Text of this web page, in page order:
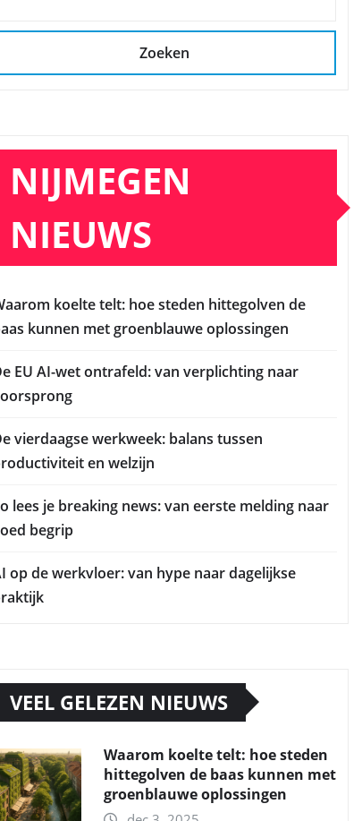
Zoeken
NIJMEGEN
NIEUWS
koelte telt: hoe steden hittegolven de
kunnen met groenblauwe oplossingen
EU AI-wet ontrafeld: van verplichting naar
vierdaagse werkweek: balans tussen
en welzijn
lees je breaking news: van eerste melding naar
begrip
op de werkvloer: van hype naar dagelijkse
VEEL GELEZEN NIEUWS
Waarom koelte telt: hoe steden
hittegolven de baas kunnen met
groenblauwe oplossingen